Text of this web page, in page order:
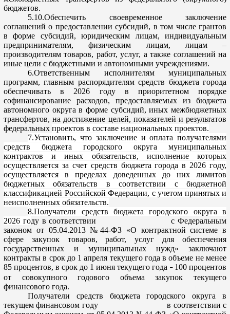
бюджетов.
5.10.Обеспечить своевременное заключение
соглашений о предоставлении субсидий, в том числе грантов
в форме субсидий, юридическим лицам, индивидуальным
предпринимателям, физическим лицам, лицам –
производителям товаров, работ, услуг, а также соглашений на
иные цели с бюджетными и автономными учреждениями.
6.Ответственным исполнителям муниципальных
программ, главным распорядителям средств бюджета города
обеспечивать в 2026 году в приоритетном порядке
софинансирование расходов, предоставляемых из бюджета
автономного округа в форме субсидий, иных межбюджетных
трансфертов, на достижение целей, показателей и результатов
федеральных проектов в составе национальных проектов.
7.Установить, что заключение и оплата получателями
средств бюджета городского округа муниципальных
контрактов и иных обязательств, исполнение которых
осуществляется за счет средств бюджета города в 2026 году,
осуществляется в пределах доведенных до них лимитов
бюджетных обязательств в соответствии с бюджетной
классификацией Российской Федерации, с учетом принятых и
неисполненных обязательств.
8.Получатели средств бюджета городского округа в
2026 году в соответствии с Федеральным
законом от 05.04.2013 №44-ФЗ «О контрактной системе в
сфере закупок товаров, работ, услуг для обеспечения
государственных и муниципальных нужд» заключают
контракты в срок до 1 апреля текущего года в объеме не менее
85 процентов, в срок до 1 июня текущего года – 100 процентов
от совокупного годового объема закупок текущего
финансового года.
Получатели средств бюджета городского округа в
текущем финансовом году в соответствии с